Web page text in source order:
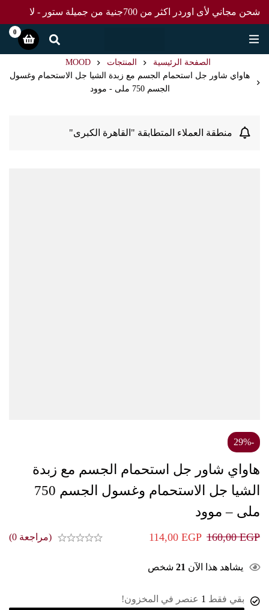
شحن مجاني لأى اوردر اكثر من 700جنية من جميلة ستور - لا
تفوت العرض
0
الصفحة الرئيسية المنتجات
MOOD
هاواي شاور جل استحمام الجسم مع زبدة الشيا جل الاستحمام وغسول
الجسم 750 ملى - موود
منطقة العملاء المتطابقة "القاهرة الكبرى"
هاواي شاور جل استحمام الجسم مع زبدة
الشيا جل الاستحمام وغسول الجسم 750
ملى – موود
160,00EGP
114,00EGP (مراجعة 0)
يشاهد هذا الآن21 شخص
بقي فقط1عنصر في المخزون!